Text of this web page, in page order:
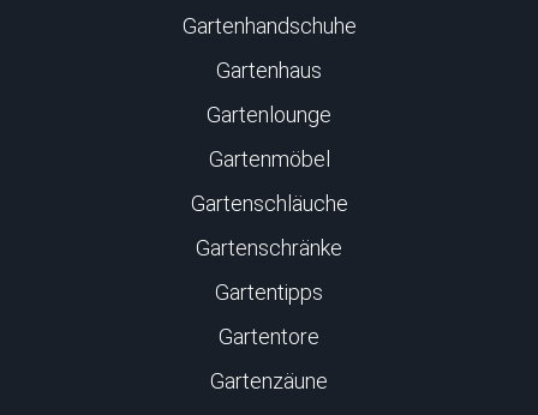
Gartenhandschuhe
Gartenhaus
Gartenlounge
Gartenmöbel
Gartenschläuche
Gartenschränke
Gartentipps
Gartentore
Gartenzäune